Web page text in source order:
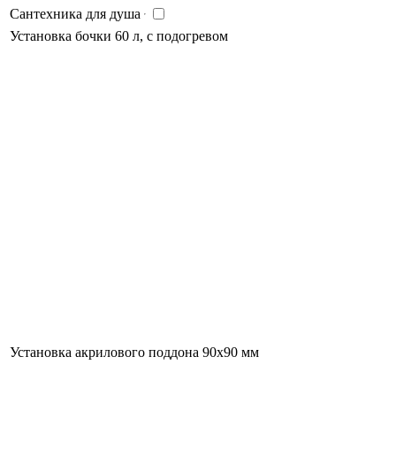
Сантехника для душа
Установка бочки 60 л, с подогревом
Установка акрилового поддона 90х90 мм